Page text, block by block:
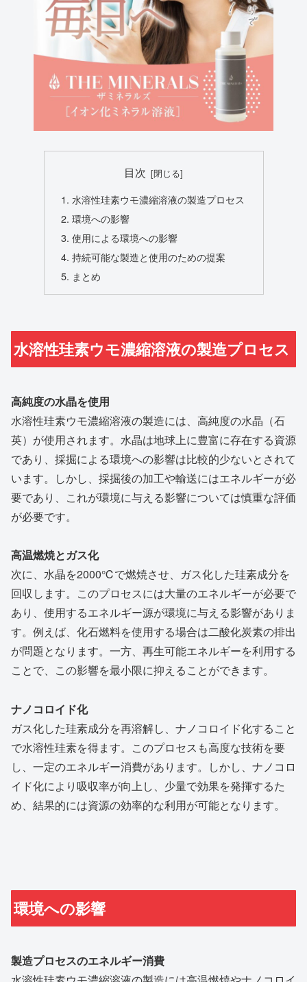
目次
水溶性珪素ウモ濃縮溶液の製造プロセス
環境への影響
使用による環境への影響
持続可能な製造と使用のための提案
まとめ
水溶性珪素ウモ濃縮溶液の製造プロセス
高純度の水晶を使用
水溶性珪素ウモ濃縮溶液の製造には、高純度の水晶（石
英）が使用されます。水晶は地球上に豊富に存在する資源
であり、採掘による環境への影響は比較的少ないとされて
います。しかし、採掘後の加工や輸送にはエネルギーが必
要であり、これが環境に与える影響については慎重な評価
が必要です。
高温燃焼とガス化
次に、水晶を2000℃で燃焼させ、ガス化した珪素成分を
回収します。このプロセスには大量のエネルギーが必要で
あり、使用するエネルギー源が環境に与える影響がありま
す。例えば、化石燃料を使用する場合は二酸化炭素の排出
が問題となります。一方、再生可能エネルギーを利用する
ことで、この影響を最小限に抑えることができます。
ナノコロイド化
ガス化した珪素成分を再溶解し、ナノコロイド化すること
で水溶性珪素を得ます。このプロセスも高度な技術を要
し、一定のエネルギー消費があります。しかし、ナノコロ
イド化により吸収率が向上し、少量で効果を発揮するた
め、結果的には資源の効率的な利用が可能となります。
環境への影響
製造プロセスのエネルギー消費